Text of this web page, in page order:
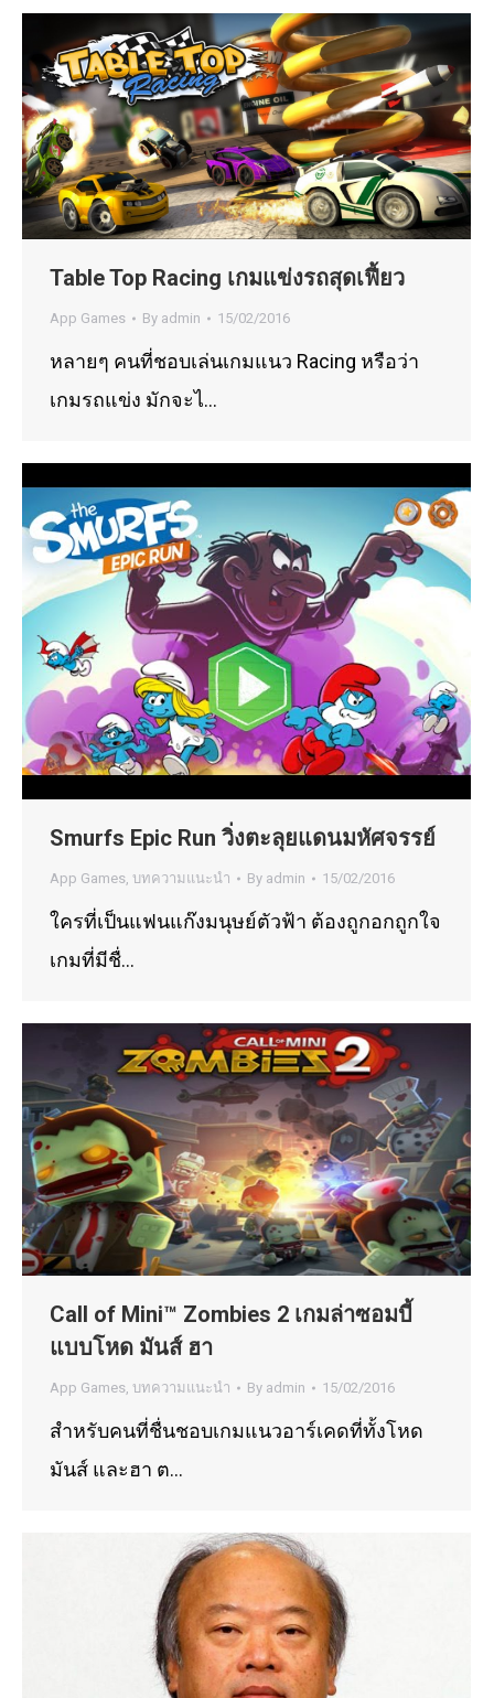
Table Top Racing เกมแข่งรถสุดเฟี้ยว
App Games By admin 15/02/2016
หลายๆ คนที่ชอบเล่นเกมแนว Racing หรือว่า
เกมรถแข่ง มักจะไ…
Smurfs Epic Run วิ่งตะลุยแดนมหัศจรรย์
App Games, บทความแนะนำ By admin 15/02/2016
ใครที่เป็นแฟนแก๊งมนุษย์ตัวฟ้า ต้องถูกอกถูกใจ
เกมที่มีชื่…
Call of Mini™ Zombies 2 เกมล่าซอมบี้
แบบโหด มันส์ ฮา
App Games, บทความแนะนำ By admin 15/02/2016
สำหรับคนที่ชื่นชอบเกมแนวอาร์เคดที่ทั้งโหด
มันส์ และฮา ต…